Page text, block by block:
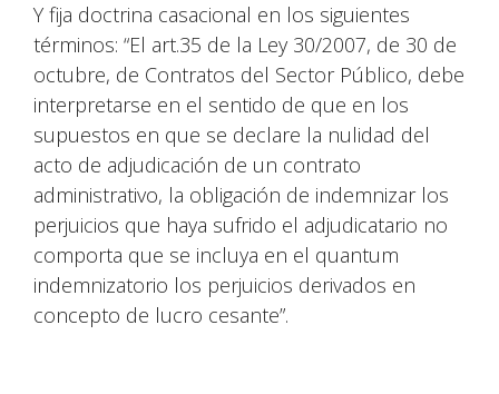
Y fija doctrina casacional en los siguientes
términos: “El art.35 de la Ley 30/2007, de 30 de
octubre, de Contratos del Sector Público, debe
interpretarse en el sentido de que en los
supuestos en que se declare la nulidad del
acto de adjudicación de un contrato
administrativo, la obligación de indemnizar los
perjuicios que haya sufrido el adjudicatario no
comporta que se incluya en el quantum
indemnizatorio los perjuicios derivados en
concepto de lucro cesante”.